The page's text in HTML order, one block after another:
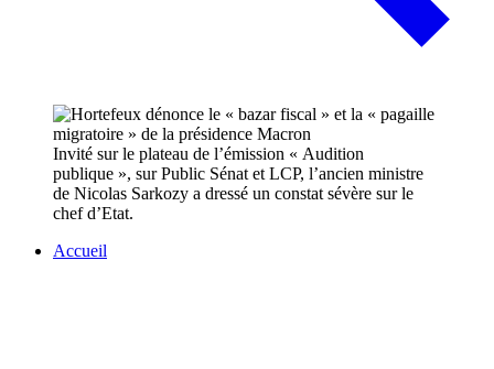
Invité sur le plateau de l’émission « Audition
publique », sur Public Sénat et LCP, l’ancien ministre
de Nicolas Sarkozy a dressé un constat sévère sur le
chef d’Etat.
Accueil